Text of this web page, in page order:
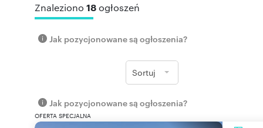
Znaleziono 18ogłoszeń
Jak pozycjonowane są ogłoszenia?
Sortuj
Jak pozycjonowane są ogłoszenia?
OFERTA SPECJALNA